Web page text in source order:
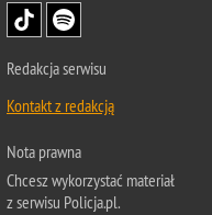
Redakcja serwisu
Kontakt z redakcją
Nota prawna
Chcesz wykorzystać materiał
z serwisu Policja.pl.